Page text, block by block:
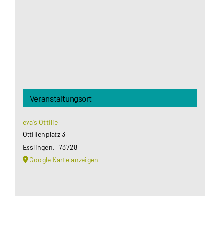
Veranstaltungsort
eva’s Ottilie
Ottilienplatz 3
Esslingen, 73728
Google Karte anzeigen